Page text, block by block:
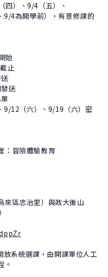
（四）、9/4（五）、
4為開學前），有意修課的
始
止
送
9/12（六）、9/19（六）密
：冒險體驗教育
來區忠治里）與政大後山
系統選課，由開課單位人工
。